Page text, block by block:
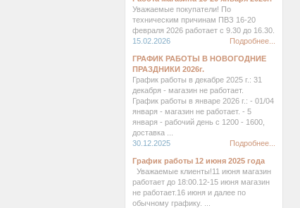
Уважаемые покупатели! По
техническим причинам ПВЗ 16-20
февраля 2026 работает с 9.30 до 16.30.
15.02.2026
Подробнее...
ГРАФИК РАБОТЫ В НОВОГОДНИЕ
ПРАЗДНИКИ 2026г.
График работы в декабре 2025 г.: 31
декабря - магазин не работает.
График работы в январе 2026 г.: - 01/04
января - магазин не работает. - 5
января - рабочий день с 1200 - 1600,
доставка ...
30.12.2025
Подробнее...
График работы 12 июня 2025 года
Уважаемые клиенты!11 июня магазин
работает до 18:00.12-15 июня магазин
не работает.16 июня и далее по
обычному графику. ...